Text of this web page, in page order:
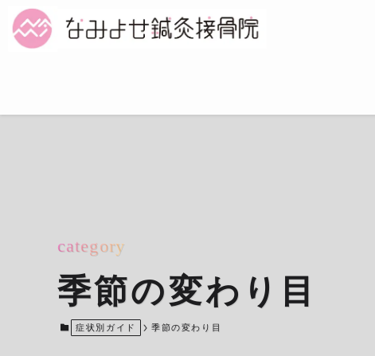
category
季節の変わり目
症状別ガイド 季節の変わり目